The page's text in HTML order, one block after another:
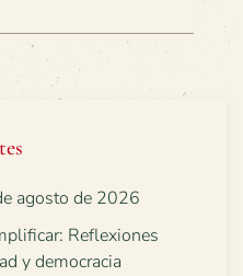
agosto de 2026
Reflexiones
y democracia